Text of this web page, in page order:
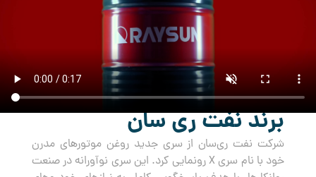
برند نفت ری سان
شرکت نفت ری‌سان از سری جدید روغن‌ موتورهای مدرن
خود با نام سری X رونمایی کرد. این سری نوآورانه در صنعت